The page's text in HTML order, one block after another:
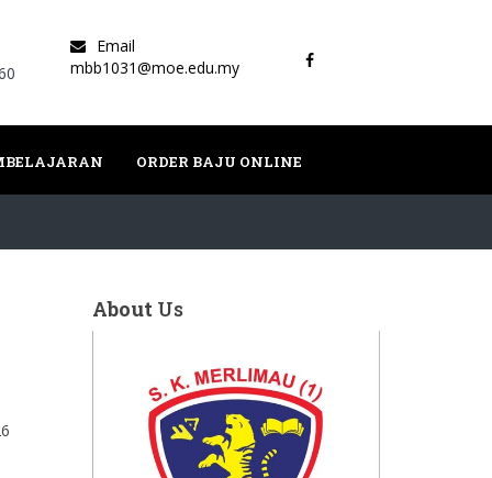
Email
mbb1031@moe.edu.my
ORDER BAJU ONLINE
AboutUs